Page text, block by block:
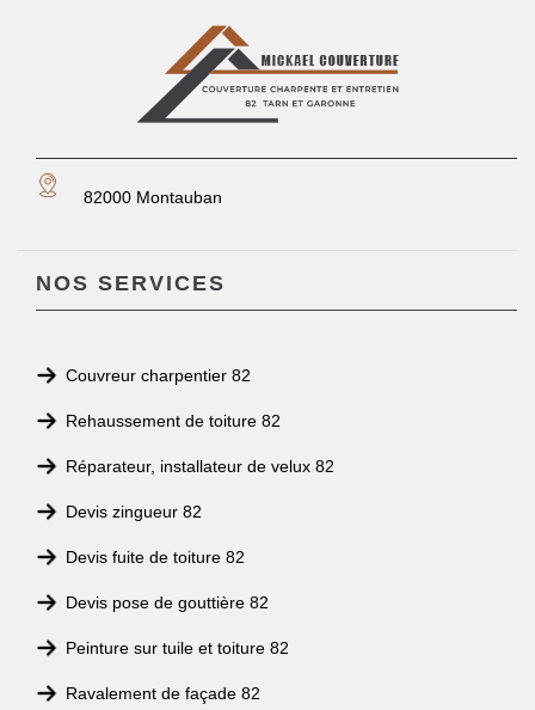
82000 Montauban
NOS SERVICES
Couvreur charpentier 82
Rehaussement de toiture 82
Réparateur, installateur de velux 82
Devis zingueur 82
Devis fuite de toiture 82
Devis pose de gouttière 82
Peinture sur tuile et toiture 82
Ravalement de façade 82